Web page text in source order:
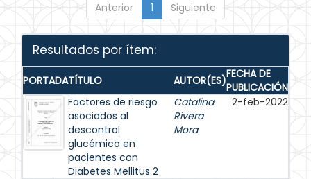
Anterior 1 Siguiente
Resultados por ítem:
PORTADATÍTULO AUTOR(ES)FECHA DE
PUBLICACIÓN
Factores de riesgo
asociados al
descontrol
glucémico en
pacientes con
Diabetes Mellitus 2
Catalina
Rivera
Mora
2-feb-2022